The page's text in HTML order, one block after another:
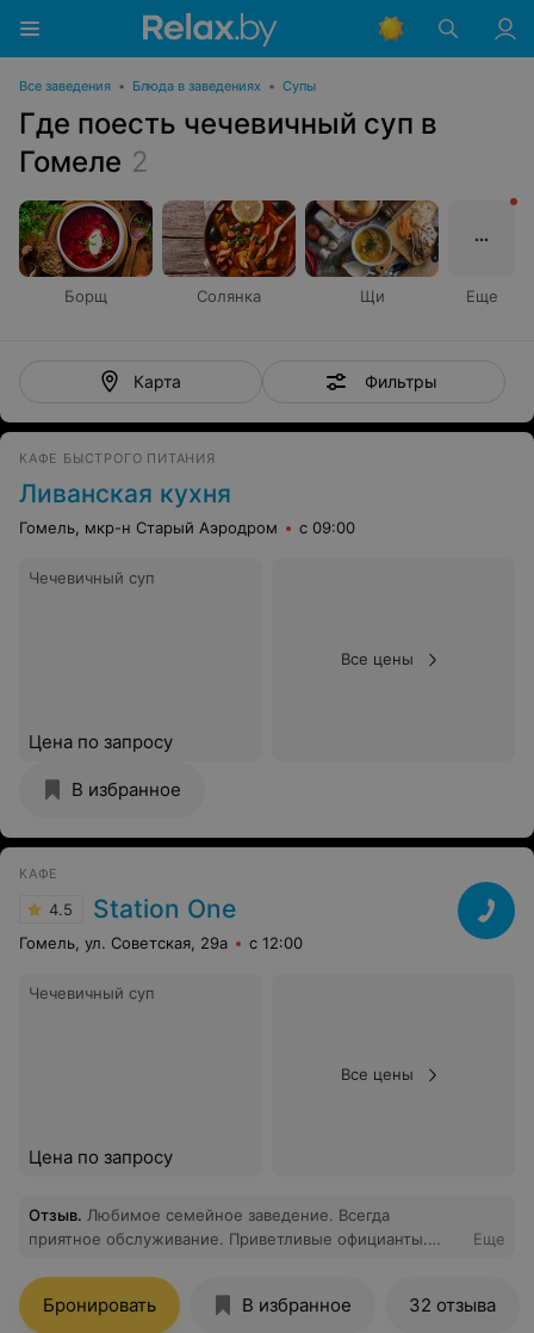
Все заведения • Блюда в заведениях • Супы
Где поесть чечевичный суп в
Гомеле 2
Борщ Солянка Щи Еще
Карта Фильтры
КАФЕ БЫСТРОГО ПИТАНИЯ
Ливанская кухня
Гомель, мкр-н Старый Аэродром с 09:00
Чечевичный суп
Цена по запросу
Все цены
В избранное
КАФЕ
4.5 Station One
Гомель, ул. Советская, 29а с 12:00
Чечевичный суп
Цена по запросу
Все цены
Отзыв. Любимое семейное заведение. Всегда
приятное обслуживание. Приветливые официанты.
Еще
Бронировать В избранное 32 отзыва